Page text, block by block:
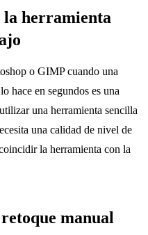
herramienta
o GIMP cuando una
hace en segundos es una
una herramienta sencilla
una calidad de nivel de
la herramienta con la
manual